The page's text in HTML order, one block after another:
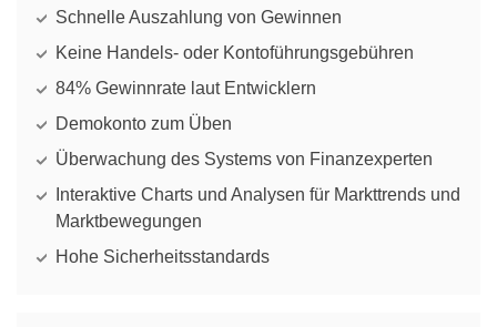
Schnelle Auszahlung von Gewinnen
Keine Handels- oder Kontoführungsgebühren
84% Gewinnrate laut Entwicklern
Demokonto zum Üben
Überwachung des Systems von Finanzexperten
Interaktive Charts und Analysen für Markttrends und
Marktbewegungen
Hohe Sicherheitsstandards